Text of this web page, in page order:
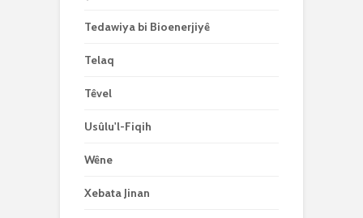
Tedawiya bi Bioenerjiyê
Telaq
Têvel
Usûlu'l-Fiqih
Wêne
Xebata Jinan